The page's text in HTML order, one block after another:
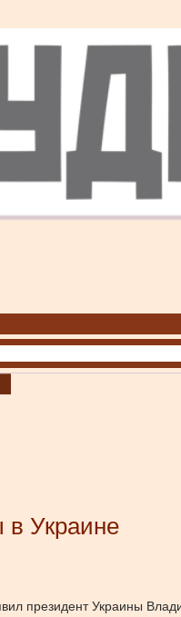
в Украине
президент Украины